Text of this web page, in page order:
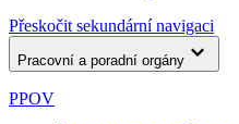
Přeskočit sekundární navigaci
Pracovní a poradní orgány
PPOV